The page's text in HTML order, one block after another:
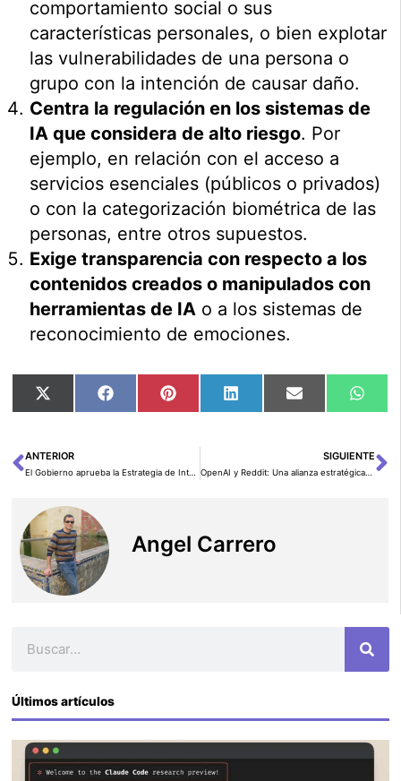
comportamiento social o sus
características personales, o bien explotar
las vulnerabilidades de una persona o
grupo con la intención de causar daño.
Centra la regulación en los sistemas de
IA que considera de alto riesgo. Por
ejemplo, en relación con el acceso a
servicios esenciales (públicos o privados)
o con la categorización biométrica de las
personas, entre otros supuestos.
Exige transparencia con respecto a los
contenidos creados o manipulados con
herramientas de IA o a los sistemas de
reconocimiento de emociones.
Compartir
en
X
Compartir
en
FacebookCompartir
en
PinterestCompartir
en
LinkedInCompartir
en
Email
en
Ant
ANTERIOR SIGUIENTE
Angel Carrero
Últimos artículos